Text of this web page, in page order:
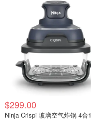
$299.00
Ninja Crispi 玻璃空气炸锅 4合1